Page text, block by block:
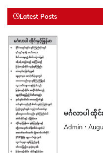
Latest Posts
မင်္ဂလာပါ ထိုင်
Admin